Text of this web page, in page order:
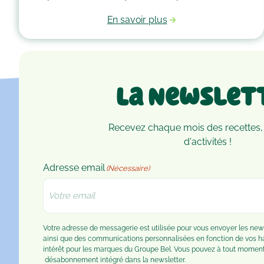
à chaque bouchée
En savoir plus
La
Recevez chaque mois des
d'activités !
Adresse email (Nécessaire)
Votre adresse de messagerie est utilisée pour vous envoyer les
ainsi que des communications personnalisées en fonction de vos
intérêt pour les marques du Groupe Bel. Vous pouvez à tout
désabonnement intégré dans la newsletter.